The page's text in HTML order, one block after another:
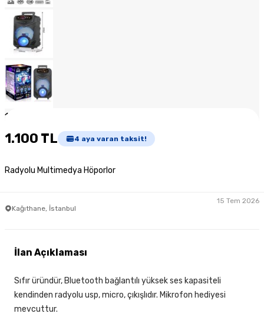
1
1.100 TL 4 aya varan taksit!
Radyolu Multimedya Höporlor
Kağıthane, İstanbul
15 Tem 2026
İlan Açıklaması
Sıfır üründür, Bluetooth bağlantılı yüksek ses kapasiteli
kendinden radyolu usp, micro, çıkışlıdır. Mikrofon hediyesi
mevcuttur.